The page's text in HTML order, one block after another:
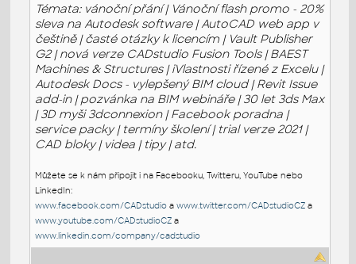
Témata: vánoční přání | Vánoční flash promo - 20%
sleva na Autodesk software | AutoCAD web app v
češtině | časté otázky k licencím | Vault Publisher
G2 | nová verze CADstudio Fusion Tools | BAEST
Machines & Structures | iVlastnosti řízené z Excelu |
Autodesk Docs - vylepšený BIM cloud | Revit Issue
add-in | pozvánka na BIM webináře | 30 let 3ds Max
| 3D myši 3dconnexion | Facebook poradna |
service packy | termíny školení | trial verze 2021 |
CAD bloky | videa | tipy | atd.
Můžete se k nám připojit i na Facebooku, Twitteru, YouTube nebo
LinkedIn:
www.facebook.com/CADstudio awww.twitter.com/CADstudioCZ a
www.youtube.com/CADstudioCZ a
www.linkedin.com/company/cadstudio